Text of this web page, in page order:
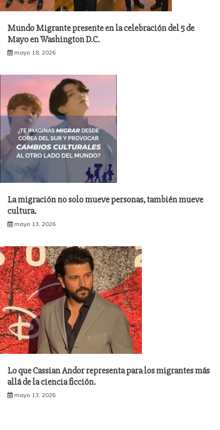
Mundo Migrante presente en la celebración del 5 de
Mayo en Washington D.C.
mayo 18, 2026
La migración no solo mueve personas, también mueve
cultura.
mayo 13, 2026
Lo que Cassian Andor representa para los migrantes más
allá de la ciencia ficción.
mayo 13, 2026